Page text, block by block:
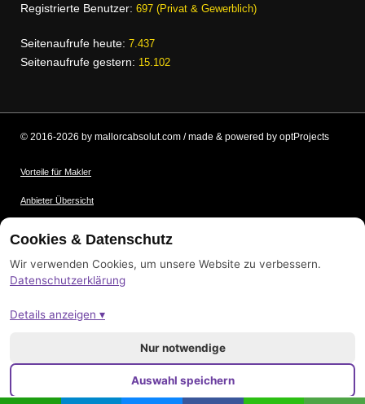
Registrierte Benutzer: 697 (Privat & Gewerblich)
Seitenaufrufe heute: 7.437
Seitenaufrufe gestern: 15.102
© 2016-2026 by mallorcabsolut.com / made & powered by optProjects
Vorteile für Makler
Anbieter Übersicht
Bildnachweis
Impressum
Cookies & Datenschutz
Wir verwenden Cookies, um unsere Website zu verbessern.
Datenschutzerklärung
Details anzeigen ▾
Nur notwendige
Auswahl speichern